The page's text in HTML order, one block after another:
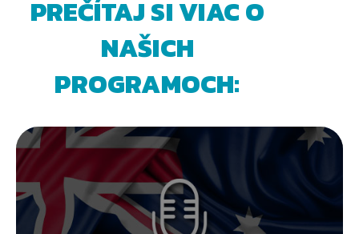
PREČÍTAJ SI VIAC O
NAŠICH
PROGRAMOCH: